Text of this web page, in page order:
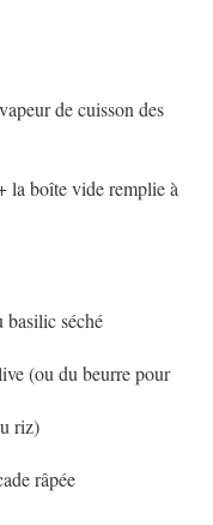
de cuisson des
la boîte vide remplie à
séché
(ou du beurre pour
riz)
râpée